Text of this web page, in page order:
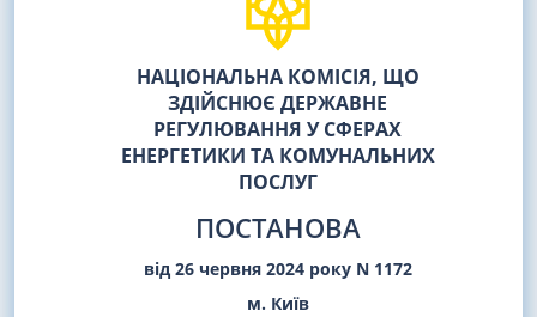
НАЦІОНАЛЬНА КОМІСІЯ, ЩО
ЗДІЙСНЮЄ ДЕРЖАВНЕ
РЕГУЛЮВАННЯ У СФЕРАХ
ЕНЕРГЕТИКИ ТА КОМУНАЛЬНИХ
ПОСЛУГ
ПОСТАНОВА
від 26 червня 2024 року N 1172
м. Київ